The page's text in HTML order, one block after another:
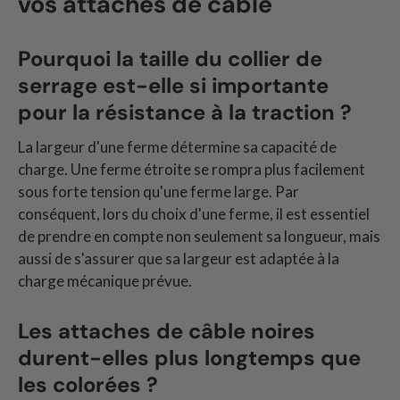
Pourquoi la taille du collier de
serrage est-elle si importante
pour la résistance à la traction ?
La largeur d'une ferme détermine sa capacité de
charge. Une ferme étroite se rompra plus facilement
sous forte tension qu'une ferme large. Par
conséquent, lors du choix d'une ferme, il est essentiel
de prendre en compte non seulement sa longueur, mais
aussi de s'assurer que sa largeur est adaptée à la
charge mécanique prévue.
Les attaches de câble noires
durent-elles plus longtemps que
les colorées ?